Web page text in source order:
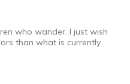
who wander. I just wish
than what is currently